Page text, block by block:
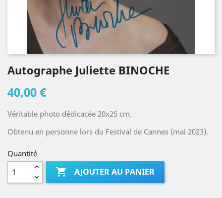
Autographe Juliette BINOCHE
40,00 €
Véritable photo dédicacée 20x25 cm.
Obtenu en personne lors du Festival de Cannes (mai 2023).
Quantité
 AJOUTER AU PANIER